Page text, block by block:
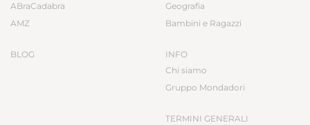
ABraCadabra
AMZ
BLOG
Geografia
Bambini e Ragazzi
INFO
Chi siamo
Gruppo Mondadori
TERMINI GENERALI